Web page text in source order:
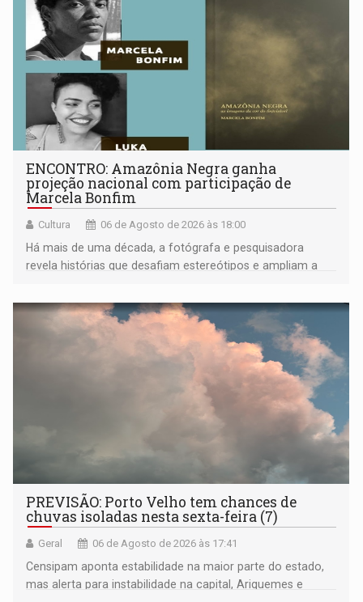
ENCONTRO: Amazônia Negra ganha
projeção nacional com participação de
Marcela Bonfim
Cultura 06 de Agosto de 2026 às 18:00
Há mais de uma década, a fotógrafa e pesquisadora
revela histórias que desafiam estereótipos e ampliam a
negras
PREVISÃO: Porto Velho tem chances de
chuvas isoladas nesta sexta-feira (7)
Geral 06 de Agosto de 2026 às 17:41
Censipam aponta estabilidade na maior parte do estado,
mas alerta para instabilidade na capital, Ariquemes e